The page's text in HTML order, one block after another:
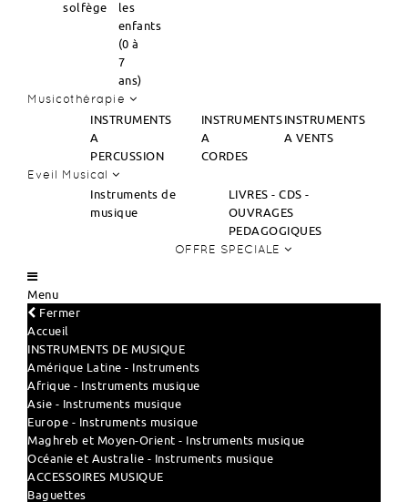
solfège
les
enfants
(0 à
7
ans)
Musicothérapie
INSTRUMENTS
A
PERCUSSION
INSTRUMENTS
A
CORDES
INSTRUMENTS
A VENTS
Eveil Musical
Instruments de
musique
LIVRES - CDS -
OUVRAGES
PEDAGOGIQUES
OFFRE SPECIALE
Menu
Fermer
Accueil
INSTRUMENTS DE MUSIQUE
Amérique Latine - Instruments
Afrique - Instruments musique
Asie - Instruments musique
Europe - Instruments musique
Maghreb et Moyen-Orient - Instruments musique
Océanie et Australie - Instruments musique
ACCESSOIRES MUSIQUE
Baguettes